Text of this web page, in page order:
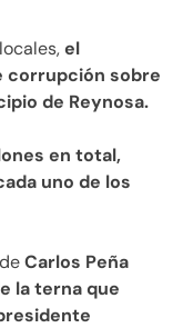
el
corrupción sobre
de Reynosa.
en total,
uno de los
Carlos Peña
la terna que